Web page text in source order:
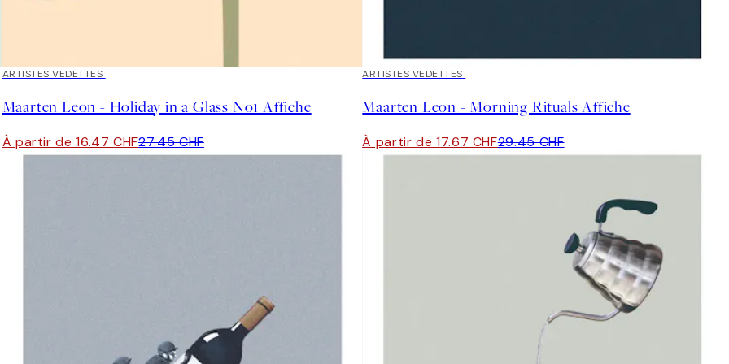
40%*
ARTISTES VEDETTES
Maarten Leon - Holiday in a Glass No1 Affiche
À partir de 16.47 CHF27.45 CHF
40%*
ARTISTES VEDETTES
Maarten Leon - Morning Rituals Affiche
À partir de 17.67 CHF29.45 CHF